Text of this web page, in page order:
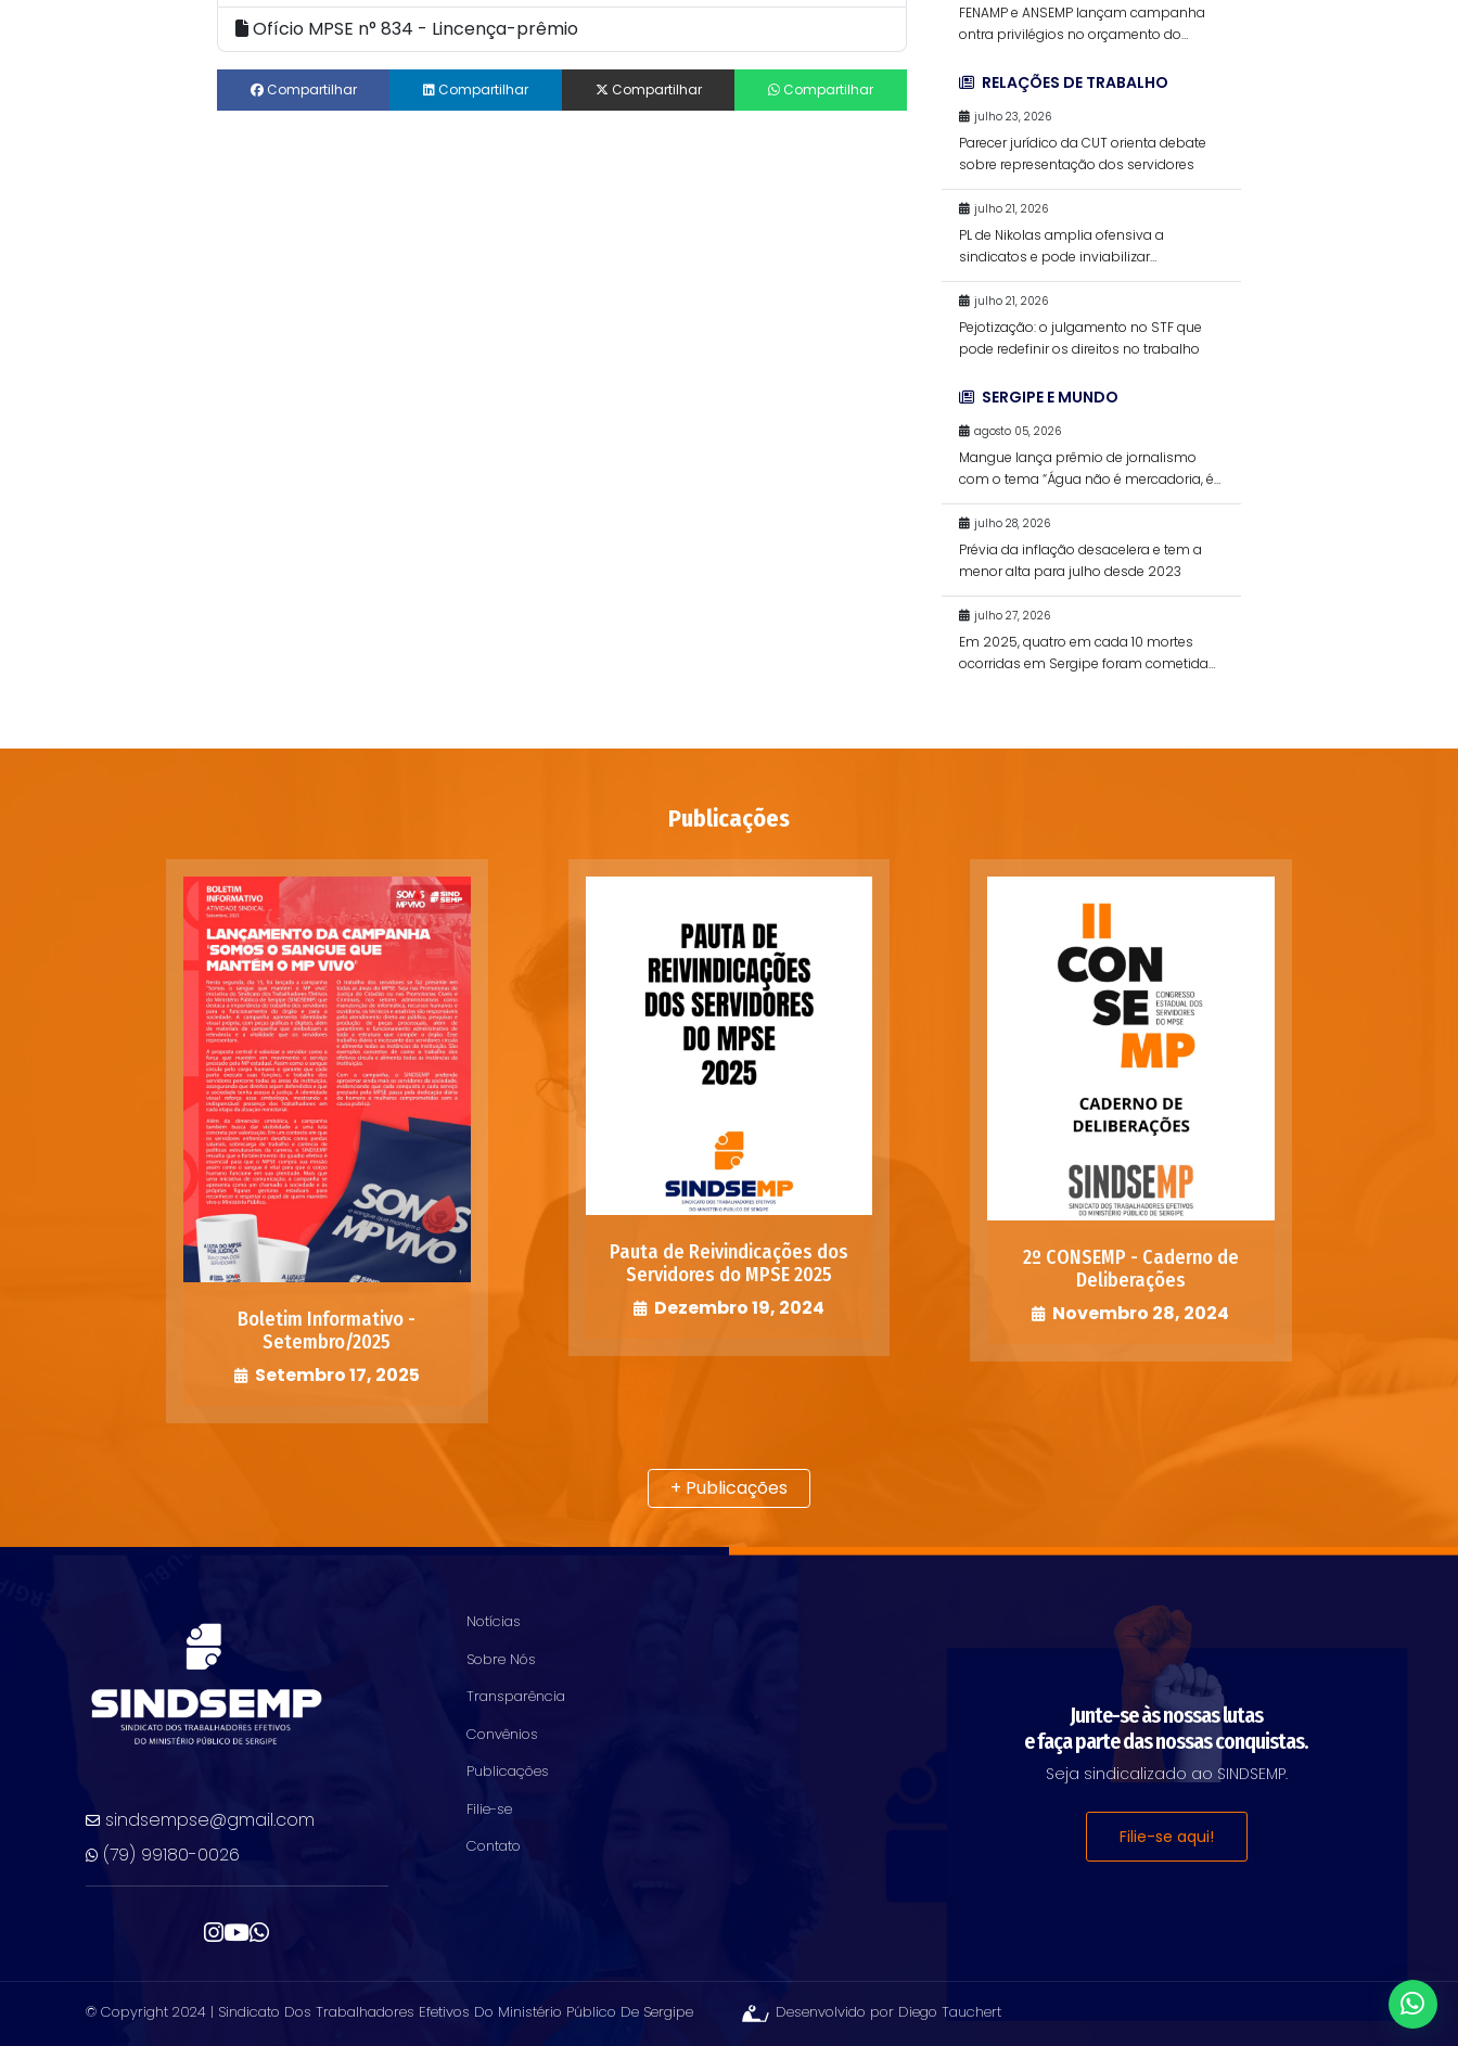
Ofício MPSE n° 834 - Lincença-prêmio
Compartilhar Compartilhar Compartilhar Compartilhar
FENAMP e ANSEMP lançam campanha
ontra privilégios no orçamento do
RELAÇÕES DE TRABALHO
julho 23, 2026
Parecer jurídico da CUT orienta debate
sobre representação dos servidores
julho 21, 2026
PL de Nikolas amplia ofensiva a
sindicatos e pode inviabilizar
financiamento da negociação coletiva
julho 21, 2026
Pejotização: o julgamento no STF que
pode redefinir os direitos no trabalho
SERGIPE E MUNDO
agosto 05, 2026
Mangue lança prêmio de jornalismo
com o tema “Água não é mercadoria, é
direito humano”
julho 28, 2026
Prévia da inflação desacelera e tem a
menor alta para julho desde 2023
julho 27, 2026
Em 2025, quatro em cada 10 mortes
ocorridas em Sergipe foram cometidas
Publicações
Boletim Informativo -
Setembro/2025
Setembro 17, 2025
Pauta de Reivindicações dos
Servidores do MPSE 2025
Dezembro 19, 2024
2º CONSEMP - Caderno de
Deliberações
Novembro 28, 2024
+ Publicações
sindsempse@gmail.com
(79) 99180-0026
Notícias
Sobre Nós
Transparência
Convênios
Publicações
Filie-se
Contato
Junte-se às nossas lutas
e faça parte das nossas conquistas.
Seja sindicalizado ao SINDSEMP.
Filie-se aqui!
© Copyright 2024 | Sindicato Dos Trabalhadores Efetivos Do Ministério Público De Sergipe Desenvolvido por Diego Tauchert